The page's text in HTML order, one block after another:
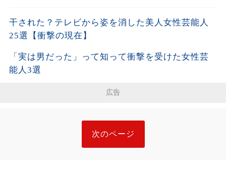
干された？テレビから姿を消した美人女性芸能人
25選【衝撃の現在】
「実は男だった」って知って衝撃を受けた女性芸
能人3選
広告
次のページ